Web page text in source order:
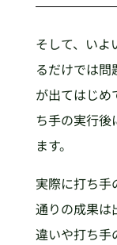
そして、いよ
るだけでは
が出てはじめ
ち手の実行後
ます。
実際に打ち手
通りの成果は
違いや打ち手